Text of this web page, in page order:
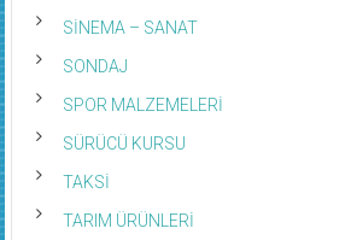
SİNEMA – SANAT
SONDAJ
SPOR MALZEMELERİ
SÜRÜCÜ KURSU
TAKSİ
TARIM ÜRÜNLERİ